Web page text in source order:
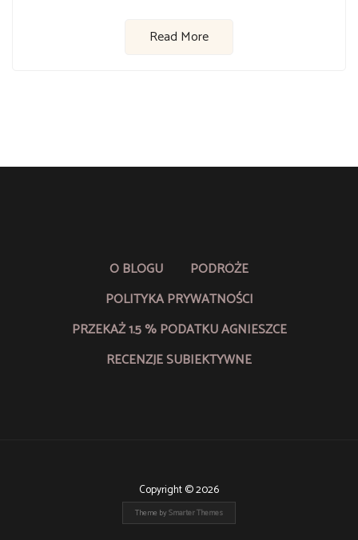
Read More
O BLOGU
PODRÓŻE
POLITYKA PRYWATNOŚCI
PRZEKAŻ 1.5 % PODATKU AGNIESZCE
RECENZJE SUBIEKTYWNE
Copyright © 2026
Theme bySmarter Themes